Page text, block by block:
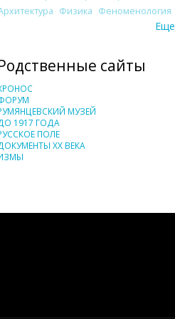
Физика Феноменология
Еще
сайты
МУЗЕЙ
1917 ГОДА
ПОЛЕ
XX ВЕКА